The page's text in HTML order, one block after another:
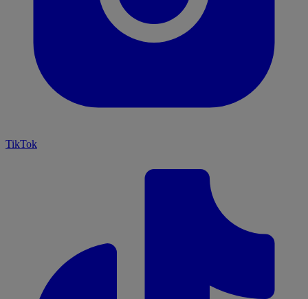
TikTok